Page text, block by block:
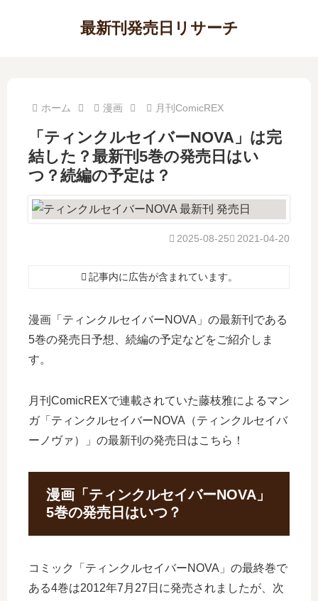
最新刊発売日リサーチ
ホーム 漫画 月刊ComicREX
「ティンクルセイバーNOVA」は完
結した？最新刊5巻の発売日はい
つ？続編の予定は？
2021-04-20
2025-08-25
記事内に広告が含まれています。
漫画「ティンクルセイバーNOVA」の最新刊である
5巻の発売日予想、続編の予定などをご紹介しま
す。
月刊ComicREXで連載されていた藤枝雅によるマン
ガ「ティンクルセイバーNOVA（ティンクルセイバ
ーノヴァ）」の最新刊の発売日はこちら！
漫画「ティンクルセイバーNOVA」
5巻の発売日はいつ？
コミック「ティンクルセイバーNOVA」の最終巻で
ある4巻は2012年7月27日に発売されましたが、次